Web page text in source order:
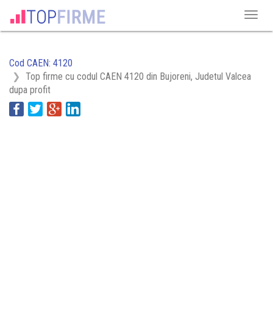
Cod CAEN: 4120
Top firme cu codul CAEN 4120 din Bujoreni, Judetul Valcea
dupa profit